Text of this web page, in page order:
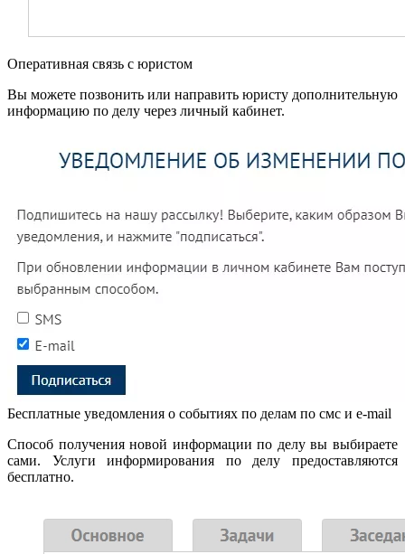
Оперативная связь с юристом
Вы можете позвонить или направить юристу дополнительную
информацию по делу через личный кабинет.
Бесплатные уведомления о событиях по делам по смс и e-mail
Способ получения новой информации по делу вы выбираете
сами. Услуги информирования по делу предоставляются
бесплатно.